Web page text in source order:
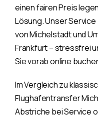
einen fairen Preis
Lösung. Unser
von Michelstadt und
Frankfurt – stressfrei
Sie vorab online
Im Vergleich zu
Flughafentransfer
Abstriche bei Service